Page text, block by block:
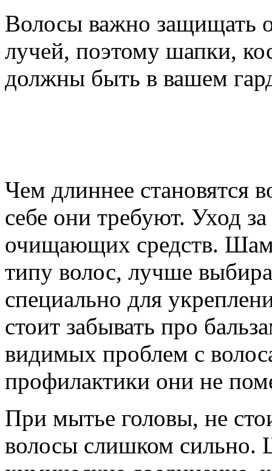
Волосы важно защищать
лучей, поэтому шапки,
должны быть в вашем
Чем длиннее становятся
себе они требуют. Уход
очищающих средств.
типу волос, лучше
специально для
стоит забывать про
видимых проблем с
профилактики они не
При мытье головы, не
волосы слишком сильно.